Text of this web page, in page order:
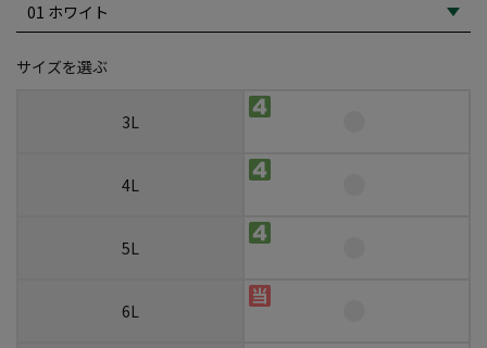
サイズを選ぶ
3L
4L
5L
6L